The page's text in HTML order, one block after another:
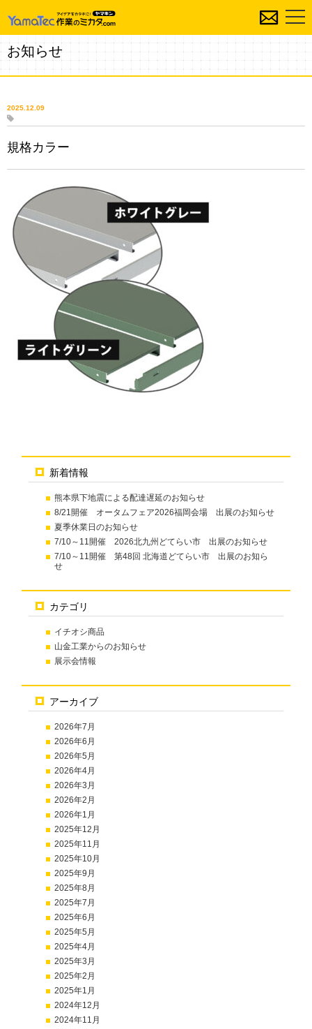
お知らせ
新着情報
熊本県下地震による配達遅延のお知らせ
8/21開催 オータムフェア2026福岡会場 出展のお知らせ
夏季休業日のお知らせ
7/10～11開催 2026北九州どてらい市 出展のお知らせ
7/10～11開催 第48回 北海道どてらい市 出展のお知ら
せ
カテゴリ
イチオシ商品
山金工業からのお知らせ
展示会情報
アーカイブ
2026年7月
2026年6月
2026年5月
2026年4月
2026年3月
2026年2月
2026年1月
2025年12月
2025年11月
2025年10月
2025年9月
2025年8月
2025年7月
2025年6月
2025年5月
2025年4月
2025年3月
2025年2月
2025年1月
2024年12月
2024年11月
2025.12.09
規格カラー